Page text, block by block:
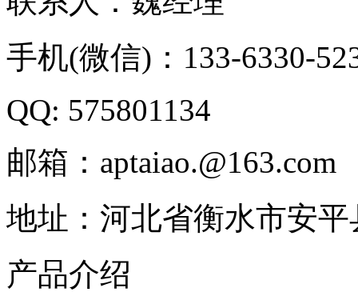
手机(微信)：133-6330-
QQ: 575801134
邮箱：aptaiao.@163.com
地址：河北省衡水市安
产品介绍